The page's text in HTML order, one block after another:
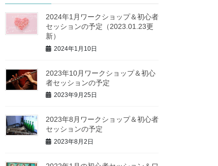
2024年1月ワークショップ＆初心者
セッションの予定（2023.01.23更
新）
2024年1月10日
2023年10月ワークショップ＆初心
者セッションの予定
2023年9月25日
2023年8月ワークショップ＆初心者
セッションの予定
2023年8月2日